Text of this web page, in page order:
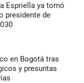
Espriella ya tomó
presidente de
en Bogotá tras
y presuntas